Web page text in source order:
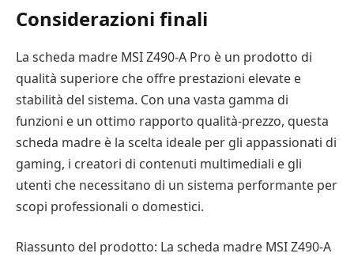
Considerazioni finali
La scheda madre MSI Z490-A Pro è un prodotto di
qualità superiore che offre prestazioni elevate e
stabilità del sistema. Con una vasta gamma di
funzioni e un ottimo rapporto qualità-prezzo, questa
scheda madre è la scelta ideale per gli appassionati di
gaming, i creatori di contenuti multimediali e gli
utenti che necessitano di un sistema performante per
scopi professionali o domestici.
Riassunto del prodotto: La scheda madre MSI Z490-A